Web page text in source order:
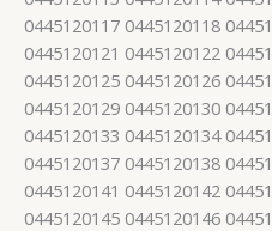
0445120117 0445120118
0445120121 0445120122
0445120125 0445120126
0445120129 0445120130
0445120133 0445120134
0445120137 0445120138
0445120141 0445120142
0445120145 0445120146